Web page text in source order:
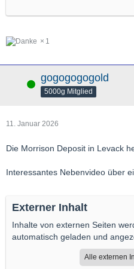
1
Online gogogogogold
5000g Mitglied
11. Januar 2026
Die Morrison Deposit in Levack
Interessantes Nebenvideo über
Externer Inhalt
Inhalte von externen Seiten
automatisch geladen und
Alle externen